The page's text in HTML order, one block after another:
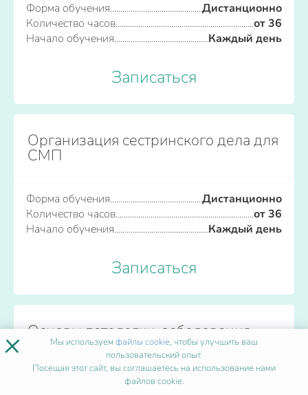
Форма обучения
Дистанционно
Количество часов
от 36
Начало обучения
Каждый день
Записаться
Организация сестринского дела для
СМП
Форма обучения
Дистанционно
Количество часов
от 36
Начало обучения
Каждый день
Записаться
Основы патологии, заболевания
ногтей и кожи: онихолизис, грибок
ногтя, проблема вросшего ногтя
× Мы используемфайлы cookie, чтобы улучшить ваш
пользовательский опыт.
Посещая этот сайт, вы соглашаетесь на использование нами
файлов cookie.